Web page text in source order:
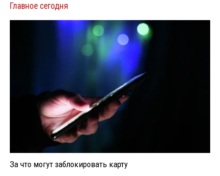
Главное сегодня
За что могут заблокировать карту